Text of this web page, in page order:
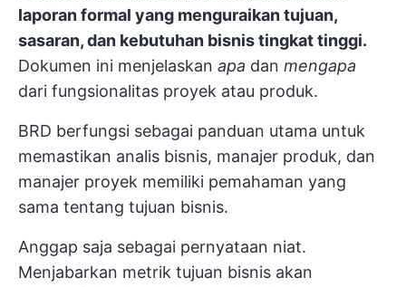
laporan formal yang menguraikan tujuan,
sasaran, dan kebutuhan bisnis tingkat tinggi.
Dokumen ini menjelaskan apa dan mengapa
dari fungsionalitas proyek atau produk.
BRD berfungsi sebagai panduan utama untuk
memastikan analis bisnis, manajer produk, dan
manajer proyek memiliki pemahaman yang
sama tentang tujuan bisnis.
Anggap saja sebagai pernyataan niat.
Menjabarkan metrik tujuan bisnis akan